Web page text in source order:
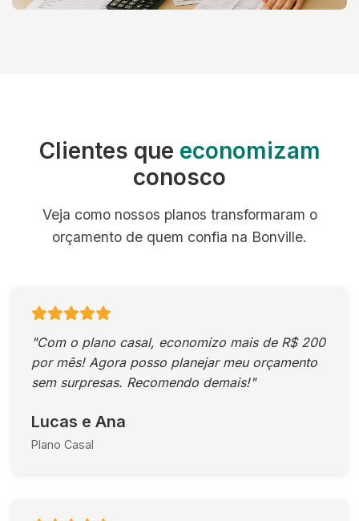
Clientes que economizam
conosco
Veja como nossos planos transformaram o
orçamento de quem confia na Bonville.
"Com o plano casal, economizo mais de R$ 200
por mês! Agora posso planejar meu orçamento
sem surpresas. Recomendo demais!"
Lucas e Ana
Plano Casal